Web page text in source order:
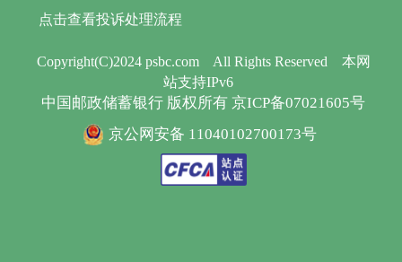
Copyright(C)2024 psbc.com All Rights Reserved
本网
站支持IPv6
中国邮政储蓄银行 版权所有 京ICP备07021605号
京公网安备 11040102700173号
点击查看投诉处理流程